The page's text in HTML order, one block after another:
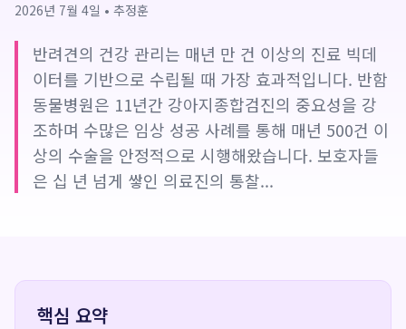
2026년 7월 4일 • 추정훈
반려견의 건강 관리는 매년 만 건 이상의 진료 빅데
이터를 기반으로 수립될 때 가장 효과적입니다. 반함
동물병원은 11년간 강아지종합검진의 중요성을 강
조하며 수많은 임상 성공 사례를 통해 매년 500건 이
상의 수술을 안정적으로 시행해왔습니다. 보호자들
은 십 년 넘게 쌓인 의료진의 통찰...
핵심 요약